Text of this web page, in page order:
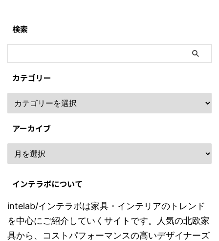
検索
カテゴリー
アーカイブ
インテラボについて
intelab/インテラボは家具・インテリアのトレンド
を中心にご紹介していくサイトです。人気の北欧家
具から、コストパフォーマンスの高いデザイナーズ